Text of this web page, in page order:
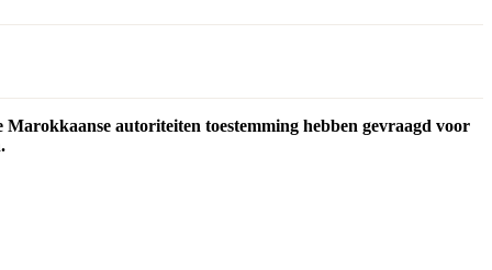
Marokkaanse autoriteiten toestemming hebben gevraagd voor